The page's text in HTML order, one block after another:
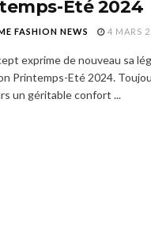
Été 2024
FASHION NEWS 4 MARS
exprime de nouveau sa
Printemps-Eté 2024.
un géritable confort ...